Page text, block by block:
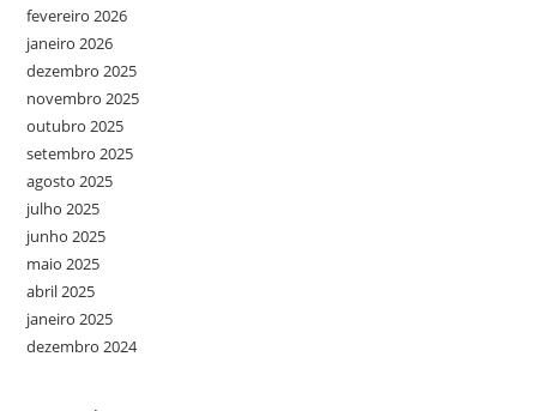
fevereiro 2026
janeiro 2026
dezembro 2025
novembro 2025
outubro 2025
setembro 2025
agosto 2025
julho 2025
junho 2025
maio 2025
abril 2025
janeiro 2025
dezembro 2024